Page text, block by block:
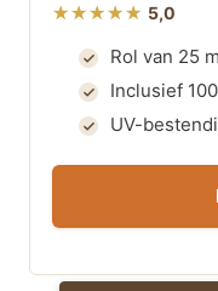
5,0
Rol van 25
Inclusief
UV-